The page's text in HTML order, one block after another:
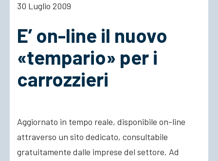
Cosa Facciamo
30 Luglio 2009
E’ on-line il nuovo
«tempario» per i
carrozzieri
Aggiornato in tempo reale, disponibile on-line
attraverso un sito dedicato, consultabile
gratuitamente dalle imprese del settore. Ad